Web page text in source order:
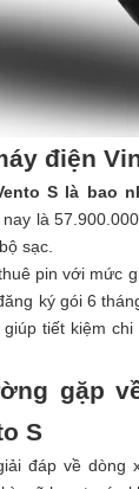
điện
S là bao
là
sạc.
pin với mức
ký gói 6
tiết kiệm
gặp
S
đáp về dòng